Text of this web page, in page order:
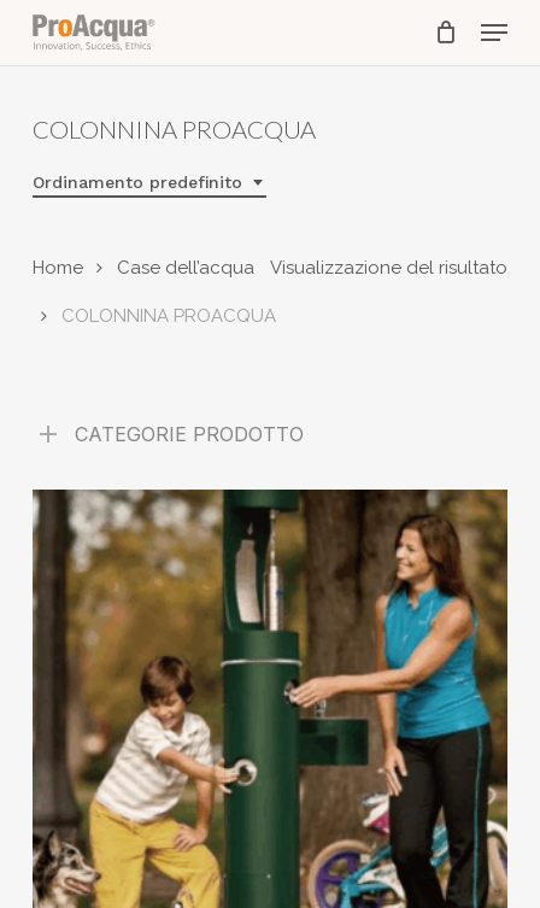
Skip
main
Menu
COLONNINA PROACQUA
Ordinamento predefinito
Visualizzazione del risultato
Home Case dell’acqua
COLONNINA PROACQUA
CATEGORIE PRODOTTO